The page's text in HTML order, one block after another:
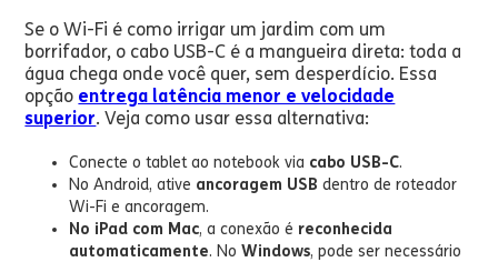
Se o Wi-Fi é como irrigar um jardim com um
borrifador, o cabo USB-C é a mangueira direta: toda a
água chega onde você quer, sem desperdício. Essa
opção entrega latência menor e velocidade
superior. Veja como usar essa alternativa:
Conecte o tablet ao notebook via cabo USB-C.
No Android, ative ancoragem USB dentro de roteador
Wi-Fi e ancoragem.
No iPad com Mac, a conexão é reconhecida
automaticamente. NoWindows, pode ser necessário